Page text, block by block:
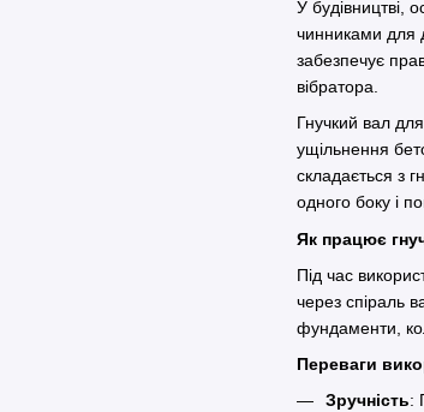
У будівництві,
чинниками для
забезпечує
вібратора.
Гнучкий вал
ущільнення
складається з
одного боку і
Як працює
Під час
через спіраль
фундаменти,
Переваги
Зручність: